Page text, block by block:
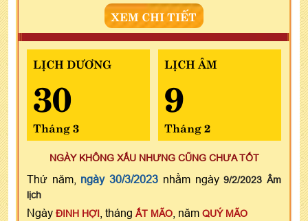
XEM CHI TIẾT
LỊCH DƯƠNG
30
Tháng 3
LỊCH ÂM
9
Tháng 2
NGÀY KHÔNG XẤU NHƯNG CŨNG CHƯA TỐT
Thứ năm, ngày 30/3/2023 nhằm ngày9/2/2023 Âm
lịch
Ngày ĐINH HỢI , tháng ẤT MÃO , năm QUÝ MÃO